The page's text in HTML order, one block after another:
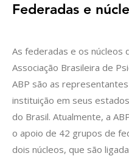
Federadas e
As federadas e os núcleos
Associação Brasileira de
ABP são as
instituição em seus
do Brasil. Atualmente, a
o apoio de 42 grupos de
dois núcleos, que são